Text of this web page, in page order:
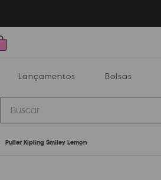
Lançamentos Bolsas
Buscar
Puller Kipling Smiley Lemon